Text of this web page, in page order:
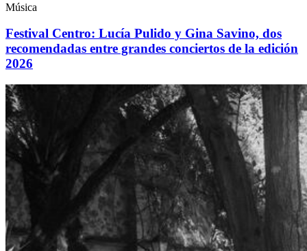
Música
Festival Centro: Lucía Pulido y Gina Savino, dos
recomendadas entre grandes conciertos de la edición
2026